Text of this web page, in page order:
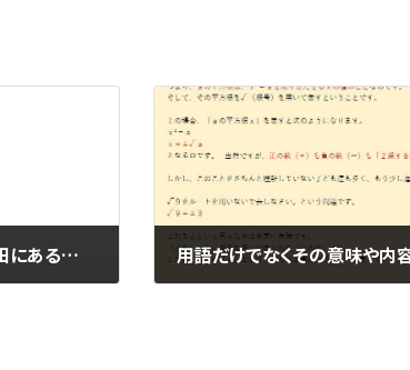
本日は学力テスト ＠城陽市寺田にある個別指導塾 勉楽個別 寺田小・寺田西小・寺田南小・今池小・富野小・深谷小・久世小・久津川小・古川小・城陽中・西城陽中・東城陽・北城陽中・南城陽中・南陽高・城南菱創高・莵道高・久御山高・城陽高